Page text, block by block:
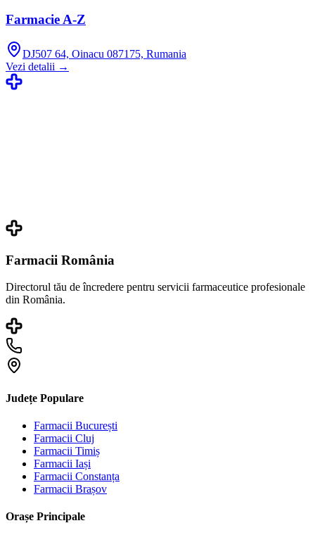
Farmacie A-Z
DJ507 64, Oinacu 087175, Rumania
Vezi detalii →
Farmacii România
Directorul tău de încredere pentru servicii farmaceutice profesionale
din România.
Județe Populare
Farmacii București
Farmacii Cluj
Farmacii Timiș
Farmacii Iași
Farmacii Constanța
Farmacii Brașov
Orașe Principale